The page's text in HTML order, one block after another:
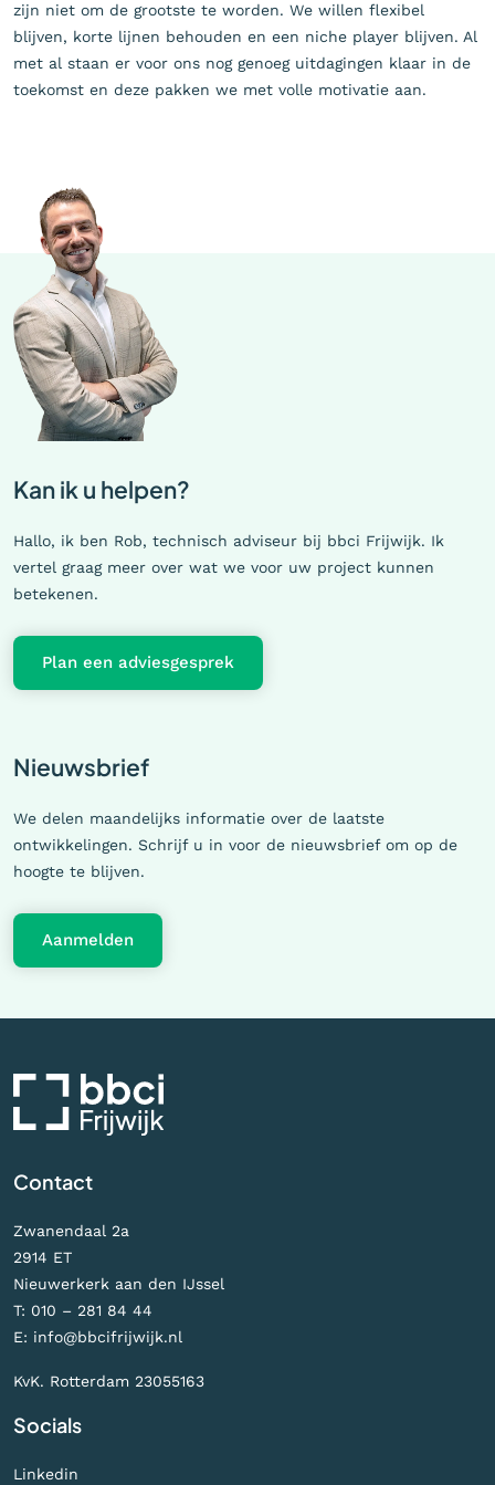
zijn niet om de grootste te worden. We willen flexibel
blijven, korte lijnen behouden en een niche player blijven. Al
met al staan er voor ons nog genoeg uitdagingen klaar in de
toekomst en deze pakken we met volle motivatie aan.
Kan ik u helpen?
Hallo, ik ben Rob, technisch adviseur bij bbci Frijwijk. Ik
vertel graag meer over wat we voor uw project kunnen
betekenen.
Plan een adviesgesprek
Nieuwsbrief
We delen maandelijks informatie over de laatste
ontwikkelingen. Schrijf u in voor de nieuwsbrief om op de
hoogte te blijven.
Aanmelden
Contact
Zwanendaal 2a
2914 ET
Nieuwerkerk aan den IJssel
T: 010 – 281 84 44
E: info@bbcifrijwijk.nl
KvK. Rotterdam 23055163
Socials
Linkedin